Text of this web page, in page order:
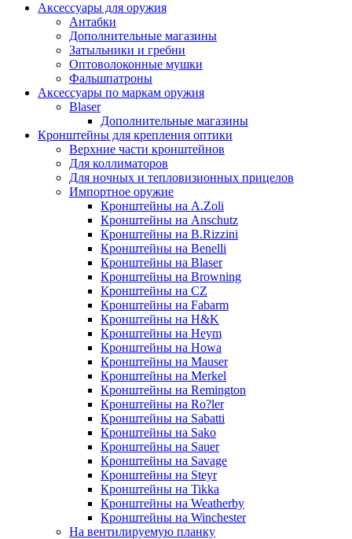
Аксессуары для оружия
Антабки
Дополнительные магазины
Затыльники и гребни
Оптоволоконные мушки
Фальшпатроны
Аксессуары по маркам оружия
Blaser
Дополнительные магазины
Кронштейны для крепления оптики
Верхние части кронштейнов
Для коллиматоров
Для ночных и тепловизионных прицелов
Импортное оружие
Кронштейны на A.Zoli
Кронштейны на Anschutz
Кронштейны на B.Rizzini
Кронштейны на Benelli
Кронштейны на Blaser
Кронштейны на Browning
Кронштейны на CZ
Кронштейны на Fabarm
Кронштейны на H&K
Кронштейны на Heym
Кронштейны на Howa
Кронштейны на Mauser
Кронштейны на Merkel
Кронштейны на Remington
Кронштейны на Ro?ler
Кронштейны на Sabatti
Кронштейны на Sako
Кронштейны на Sauer
Кронштейны на Savage
Кронштейны на Steyr
Кронштейны на Tikka
Кронштейны на Weatherby
Кронштейны на Winchester
На вентилируемую планку